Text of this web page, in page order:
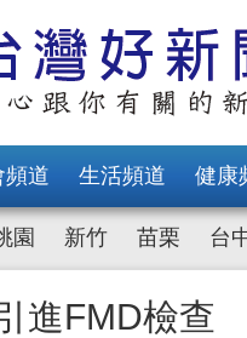
頻道 生活頻道 健康
園 新竹 苗栗 台
進FMD檢查